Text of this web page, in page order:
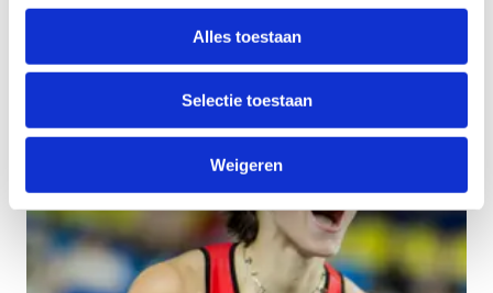
Alles toestaan
Selectie toestaan
Weigeren